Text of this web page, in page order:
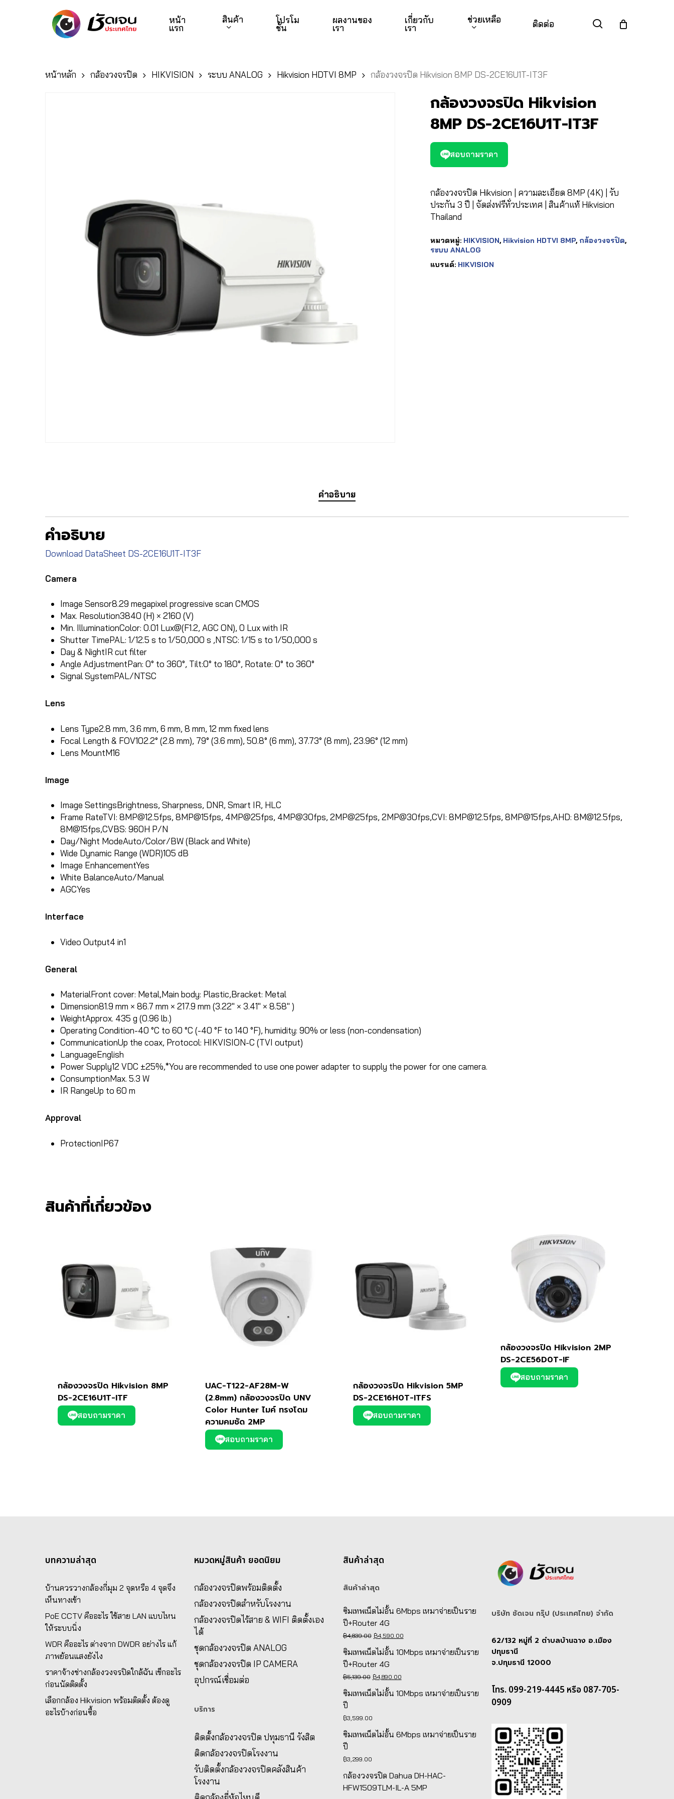
หน้า
แรก
สินค้า โปรโม
ชั่น
ผลงานของ
เรา
เกี่ยวกับ
เรา
ช่วยเหลือ ติดต่อ search
หน้าหลัก กล้องวงจรปิด HIKVISION ระบบ ANALOG Hikvision HDTVI 8MP กล้องวงจรปิด Hikvision 8MP DS-2CE16U1T-IT3F
กล้องวงจรปิด Hikvision
8MP DS-2CE16U1T-IT3F
สอบถามราคา
กล้องวงจรปิด Hikvision | ความละเอียด 8MP (4K) | รับ
ประกัน 3 ปี | จัดส่งฟรีทั่วประเทศ | สินค้าแท้ Hikvision
Thailand
หมวดหมู่: HIKVISION, Hikvision HDTVI 8MP, กล้องวงจรปิด,
ระบบ ANALOG
แบรนด์: HIKVISION
คำอธิบาย
คำอธิบาย
Download DataSheet DS-2CE16U1T-IT3F
Camera
Image Sensor8.29 megapixel progressive scan CMOS
Max. Resolution3840 (H) × 2160 (V)
Min. IlluminationColor: 0.01 Lux@(F1.2, AGC ON), 0 Lux with IR
Shutter TimePAL: 1/12.5 s to 1/50,000 s ,NTSC: 1/15 s to 1/50,000 s
Day & NightIR cut filter
Angle AdjustmentPan: 0° to 360°, Tilt:0° to 180°, Rotate: 0° to 360°
Signal SystemPAL/NTSC
Lens
Lens Type2.8 mm, 3.6 mm, 6 mm, 8 mm, 12 mm fixed lens
Focal Length & FOV102.2° (2.8 mm), 79° (3.6 mm), 50.8° (6 mm), 37.73° (8 mm), 23.96° (12 mm)
Lens MountM16
Image
Image SettingsBrightness, Sharpness, DNR, Smart IR, HLC
Frame RateTVI: 8MP@12.5fps, 8MP@15fps, 4MP@25fps, 4MP@30fps, 2MP@25fps, 2MP@30fps,CVI: 8MP@12.5fps, 8MP@15fps,AHD: 8M@12.5fps,
8M@15fps,CVBS: 960H P/N
Day/Night ModeAuto/Color/BW (Black and White)
Wide Dynamic Range (WDR)105 dB
Image EnhancementYes
White BalanceAuto/Manual
AGCYes
Interface
Video Output4 in1
General
MaterialFront cover: Metal,Main body: Plastic,Bracket: Metal
Dimension81.9 mm × 86.7 mm × 217.9 mm (3.22″ × 3.41″ × 8.58″ )
WeightApprox. 435 g (0.96 lb.)
Operating Condition-40 °C to 60 °C (-40 °F to 140 °F), humidity: 90% or less (non-condensation)
CommunicationUp the coax, Protocol: HIKVISION-C (TVI output)
LanguageEnglish
Power Supply12 VDC ±25%,*You are recommended to use one power adapter to supply the power for one camera.
ConsumptionMax. 5.3 W
IR RangeUp to 60 m
Approval
ProtectionIP67
สินค้าที่เกี่ยวข้อง
กล้องวงจรปิด Hikvision 8MP
DS-2CE16U1T-ITF
สอบถามราคา
UAC-T122-AF28M-W
(2.8mm) กล้องวงจรปิด UNV
Color Hunter ไมค์ ทรงโดม
ความคมชัด 2MP
สอบถามราคา
กล้องวงจรปิด Hikvision 5MP
DS-2CE16H0T-ITFS
สอบถามราคา
กล้องวงจรปิด Hikvision 2MP
DS-2CE56D0T-IF
สอบถามราคา
บทความล่าสุด
บ้านควรวางกล้องกี่มุม 2 จุดหรือ 4 จุดจึง
เห็นทางเข้า
PoE CCTV คืออะไร ใช้สาย LAN แบบไหน
ให้ระบบนิ่ง
WDR คืออะไร ต่างจาก DWDR อย่างไร แก้
ภาพย้อนแสงยังไง
ราคาจ้างช่างกล้องวงจรปิดใกล้ฉัน เช็กอะไร
ก่อนนัดติดตั้ง
เลือกกล้อง Hikvision พร้อมติดตั้ง ต้องดู
อะไรบ้างก่อนซื้อ
หมวดหมู่สินค้า ยอดนิยม
กล้องวงจรปิดพร้อมติดตั้ง
กล้องวงจรปิดสำหรับโรงงาน
กล้องวงจรปิดไร้สาย & WIFI ติดตั้งเอง
ได้
ชุดกล้องวงจรปิด ANALOG
ชุดกล้องวงจรปิด IP CAMERA
อุปกรณ์เชื่อมต่อ
บริการ
ติดตั้งกล้องวงจรปิด ปทุมธานี รังสิต
ติดกล้องวงจรปิดโรงงาน
รับติดตั้งกล้องวงจรปิดคลังสินค้า
โรงงาน
สินค้าล่าสุด
สินค้าล่าสุด
ซิมเทพเน็ตไม่อั้น 6Mbps เหมาจ่ายเป็นราย
ปี+Router 4G
฿4,839.00 Original
price
฿4,590.00Current
ซิมเทพเน็ตไม่อั้น 10Mbps เหมาจ่ายเป็นราย
ปี+Router 4G
฿5,139.00 Original
price
฿4,890.00Current
ซิมเทพเน็ตไม่อั้น 10Mbps เหมาจ่ายเป็นราย
ปี
฿3,599.00
ซิมเทพเน็ตไม่อั้น 6Mbps เหมาจ่ายเป็นราย
ปี
฿3,299.00
กล้องวงจรปิด Dahua DH-HAC-
HFW1509TLM-IL-A 5MP
บริษัท ชัดเจน กรุ๊ป (ประเทศไทย) จํากัด
62/132 หมู่ที่ 2 ตำบลบ้านฉาง อ.เมือง
ปทุมธานี
จ.ปทุมธานี 12000
โทร. 099-219-4445 หรือ 087-705-
0909